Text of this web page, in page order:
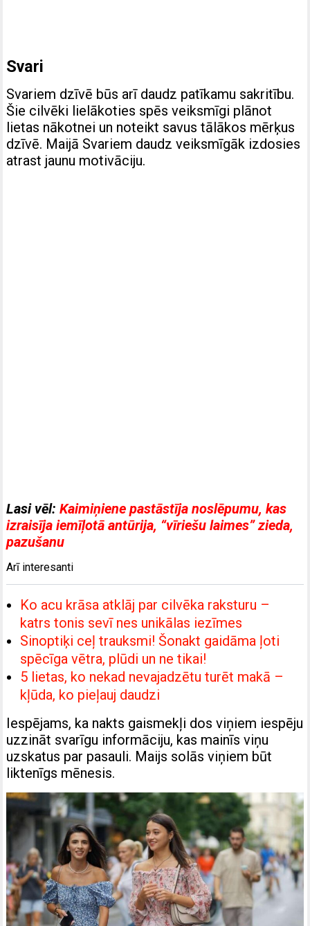
Svari
Svariem dzīvē būs arī daudz patīkamu sakritību.
Šie cilvēki lielākoties spēs veiksmīgi plānot
lietas nākotnei un noteikt savus tālākos mērķus
dzīvē. Maijā Svariem daudz veiksmīgāk izdosies
atrast jaunu motivāciju.
Lasi vēl:Kaimiņiene pastāstīja noslēpumu, kas
izraisīja iemīļotā antūrija, “vīriešu laimes” zieda,
pazušanu
Arī interesanti
Ko acu krāsa atklāj par cilvēka raksturu –
katrs tonis sevī nes unikālas iezīmes
Sinoptiķi ceļ trauksmi! Šonakt gaidāma ļoti
spēcīga vētra, plūdi un ne tikai!
5 lietas, ko nekad nevajadzētu turēt makā –
kļūda, ko pieļauj daudzi
Iespējams, ka nakts gaismekļi dos viņiem iespēju
uzzināt svarīgu informāciju, kas mainīs viņu
uzskatus par pasauli. Maijs solās viņiem būt
liktenīgs mēnesis.